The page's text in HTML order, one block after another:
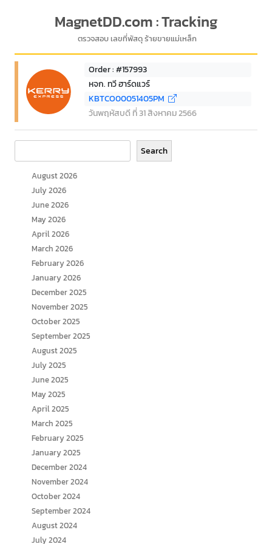
MagnetDD.com : Tracking
ตรวจสอบ เลขที่พัสดุ ร้ายขายแม่เหล็ก
Order : #157993
หจก. ทวี ฮาร์ดแวร์
KBTCO00051405PM
วันพฤหัสบดี ที่ 31 สิงหาคม 2566
Search
August 2026
July 2026
June 2026
May 2026
April 2026
March 2026
February 2026
January 2026
December 2025
November 2025
October 2025
September 2025
August 2025
July 2025
June 2025
May 2025
April 2025
March 2025
February 2025
January 2025
December 2024
November 2024
October 2024
September 2024
August 2024
July 2024